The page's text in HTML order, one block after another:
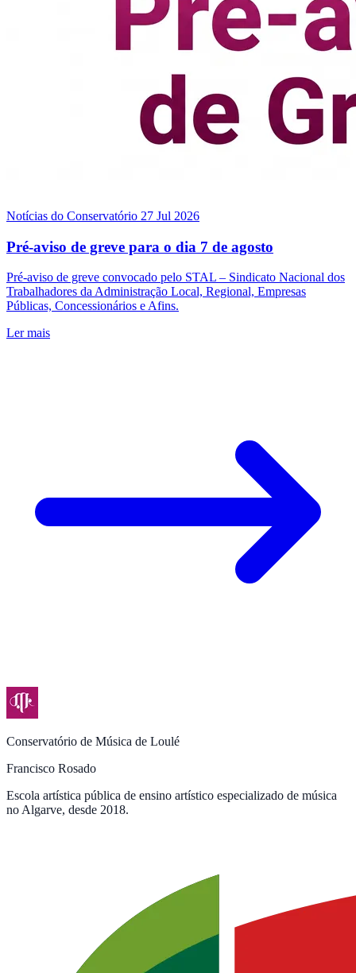
Notícias do Conservatório 27 Jul 2026
Pré-aviso de greve para o dia 7 de agosto
Pré-aviso de greve convocado pelo STAL – Sindicato Nacional dos
Trabalhadores da Administração Local, Regional, Empresas
Públicas, Concessionários e Afins.
Ler mais
Conservatório de Música de Loulé
Francisco Rosado
Escola artística pública de ensino artístico especializado de música
no Algarve, desde 2018.